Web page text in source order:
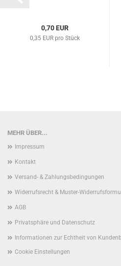
0,70 EUR
0,35 EUR pro Stück
MEHR ÜBER...
Impressum
Kontakt
Versand- & Zahlungsbedingungen
Widerrufsrecht & Muster-
AGB
Privatsphäre und Datenschutz
Informationen zur Echtheit von
Cookie Einstellungen